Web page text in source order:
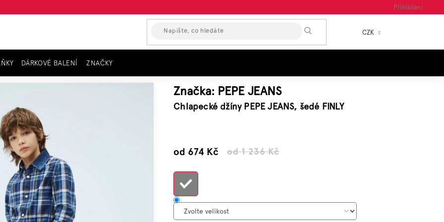
CZK
Přihlášení
DÁRKOVÉ BALENÍ ZNAČKY
Chlapecké džíny PEPE JEANS, šedé FINLY
Značka: PEPE JEANS
od 1 236 Kč
od 674 Kč Měrná